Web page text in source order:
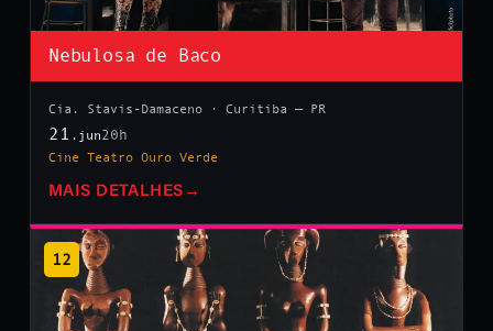
Nebulosa de Baco
Cia. Stavis-Damaceno · Curitiba — PR
21 .jun20h
Cine Teatro Ouro Verde
MAIS DETALHES →
12